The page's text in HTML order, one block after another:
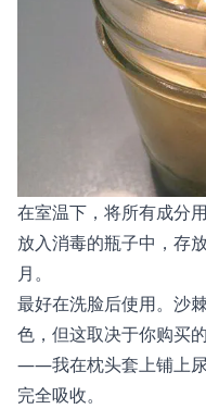
在室温下，将所有成分
放入消毒的瓶子中，存
月。
最好在洗脸后使用。沙
色，但这取决于你购买
——我在枕头套上铺上
完全吸收。